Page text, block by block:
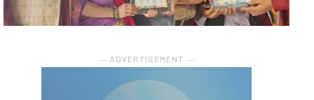
― ADVERTISEMENT ―